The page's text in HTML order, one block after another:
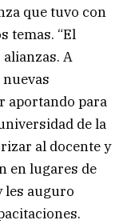
que tuvo con
temas. “El
A
aportando para
de la
al docente y
en lugares de
les auguro